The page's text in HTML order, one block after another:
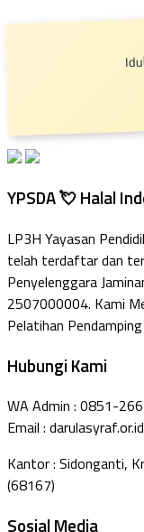
YPSDA 💘 Halal
LP3H Yayasan
telah terdaftar dan
Penyelenggara
2507000004. Kami
Pelatihan
Hubungi Kami
WA Admin : 0851-
Email :
Kantor : Sidonganti,
(68167)
Sosial Media